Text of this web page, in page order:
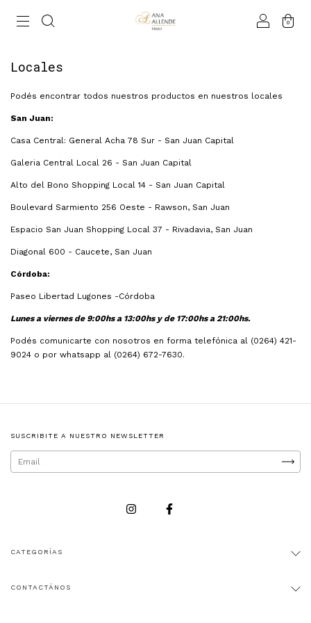
0
Locales
Podés encontrar todos nuestros productos en nuestros locales
San Juan:
Casa Central: General Acha 78 Sur - San Juan Capital
Galeria Central Local 26 - San Juan Capital
Alto del Bono Shopping Local 14 - San Juan Capital
Boulevard Sarmiento 256 Oeste - Rawson, San Juan
Espacio San Juan Shopping Local 37 - Rivadavia, San Juan
Diagonal 600 - Caucete, San Juan
Córdoba:
Paseo Libertad Lugones -Córdoba
Lunes a viernes de 9:00hs a 13:00hs y de 17:00hs a 21:00hs.
Podés comunicarte con nosotros en forma telefónica al (0264) 421-
9024 o por whatsapp al (0264) 672-7630.
SUSCRIBITE A NUESTRO NEWSLETTER
CATEGORÍAS
CONTACTÁNOS